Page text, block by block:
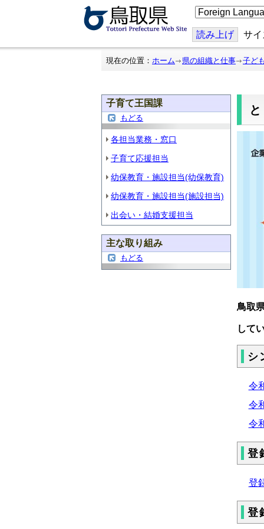
こ
の
ジ
を
翻
読み上げ サイ
現在の位置： ホーム 県の組織と仕事 子ど
子育て王国課
もどる
各担当業務・窓口
子育て応援担当
幼保教育・施設担当(幼保教育)
幼保教育・施設担当(施設担当)
出会い・結婚支援担当
主な取り組み
もどる
鳥取
して
シ
令
令
令
登
登
登